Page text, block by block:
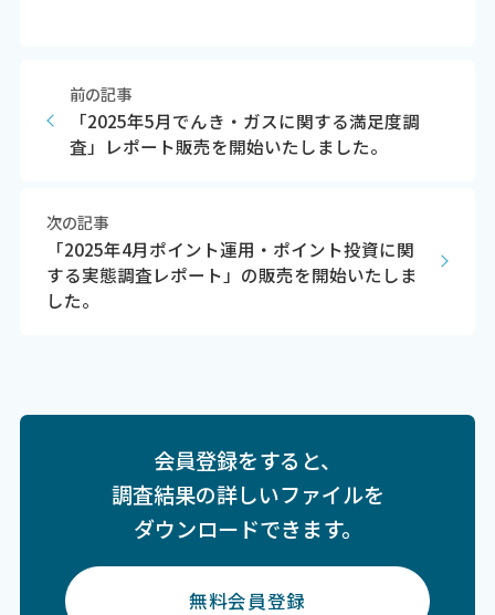
前の記事
「2025年5月でんき・ガスに関する満足度調
査」レポート販売を開始いたしました。
次の記事
「2025年4月ポイント運用・ポイント投資に関
する実態調査レポート」の販売を開始いたしま
した。
会員登録をすると、
調査結果の詳しいファイルを
ダウンロードできます。
無料会員登録